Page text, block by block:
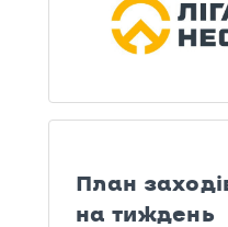
План
на тиждень